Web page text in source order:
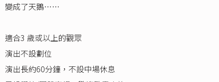
變成了天鵝……
適合3 歲或以上的觀眾
演出不設劃位
演出長約60分鐘，不設中場休息